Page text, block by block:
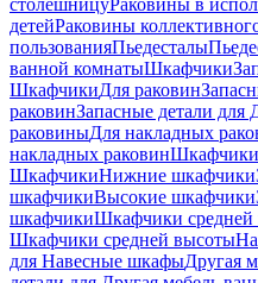
столешницуРаковины в
детейРаковины
пользованияПьедесталы
ванной комнатыШкафчики
ШкафчикиДля раковин
раковинЗапасные детали для
раковиныДля накладных
накладных pаковинШкафчики
ШкафчикиНижние шкафчики
шкафчикиВысокие шкафчики
шкафчикиШкафчики средней
Шкафчики средней высоты
для Навесные шкафыДругая